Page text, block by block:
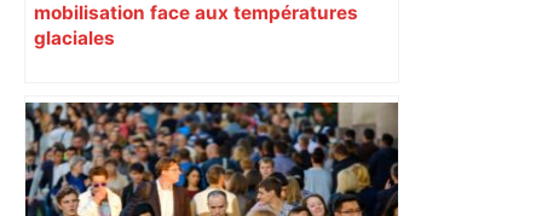
mobilisation face aux températures
glaciales